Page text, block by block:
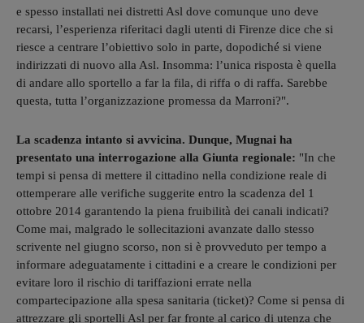
e spesso installati nei distretti Asl dove comunque uno deve
recarsi, l’esperienza riferitaci dagli utenti di Firenze dice che si
riesce a centrare l’obiettivo solo in parte, dopodiché si viene
indirizzati di nuovo alla Asl. Insomma: l’unica risposta è quella
di andare allo sportello a far la fila, di riffa o di raffa. Sarebbe
questa, tutta l’organizzazione promessa da Marroni?".
La scadenza intanto si avvicina. Dunque, Mugnai ha
presentato una interrogazione alla Giunta regionale: "In che
tempi si pensa di mettere il cittadino nella condizione reale di
ottemperare alle verifiche suggerite entro la scadenza del 1
ottobre 2014 garantendo la piena fruibilità dei canali indicati?
Come mai, malgrado le sollecitazioni avanzate dallo stesso
scrivente nel giugno scorso, non si è provveduto per tempo a
informare adeguatamente i cittadini e a creare le condizioni per
evitare loro il rischio di tariffazioni errate nella
compartecipazione alla spesa sanitaria (ticket)? Come si pensa di
attrezzare gli sportelli Asl per far fronte al carico di utenza che